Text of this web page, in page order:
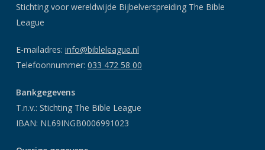
Stichting voor wereldwijde Bijbelverspreiding The Bible
League
E-mailadres: info@bibleleague.nl
Telefoonnummer: 033 472 58 00
Bankgegevens
T.n.v.: Stichting The Bible League
IBAN: NL69INGB0006991023